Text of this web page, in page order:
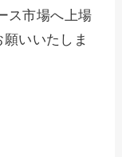
ス市場へ上場
いいたしま